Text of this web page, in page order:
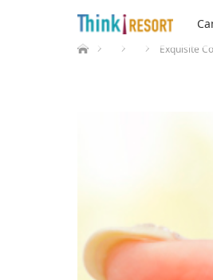
ホーム
Exquisite